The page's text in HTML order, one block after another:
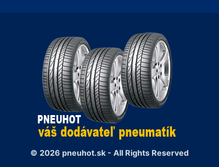
© 2026 pneuhot.sk - All Rights Reserved